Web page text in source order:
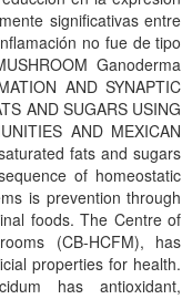
significativas entre
no fue de tipo
Ganoderma
AND SYNAPTIC
AND SUGARS USING
AND MEXICAN
fats and sugars
of homeostatic
is prevention through
foods. The Centre of
(CB-HCFM), has
properties for health.
has antioxidant,